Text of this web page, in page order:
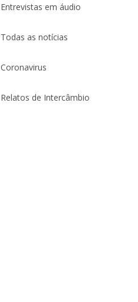
Entrevistas em áudio
Todas as notícias
Coronavirus
Relatos de Intercâmbio